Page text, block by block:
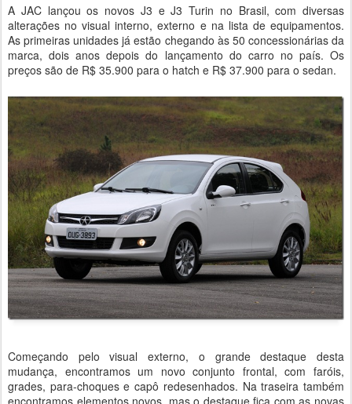
A JAC lançou os novos J3 e J3 Turin no Brasil, com diversas
alterações no visual interno, externo e na lista de equipamentos.
As primeiras unidades já estão chegando às 50 concessionárias da
marca, dois anos depois do lançamento do carro no país. Os
preços são de R$ 35.900 para o hatch e R$ 37.900 para o sedan.
Começando pelo visual externo, o grande destaque desta
mudança, encontramos um novo conjunto frontal, com faróis,
grades, para-choques e capô redesenhados. Na traseira também